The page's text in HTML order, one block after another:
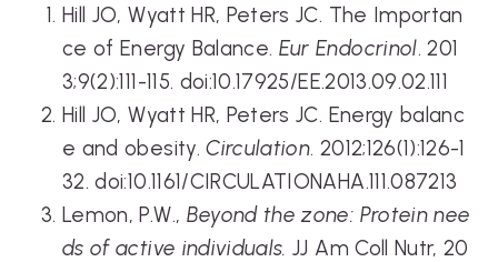
Hill JO, Wyatt HR, Peters JC. The Importan
ce of Energy Balance. Eur Endocrinol. 201
3;9(2):111-115. doi:10.17925/EE.2013.09.02.111
Hill JO, Wyatt HR, Peters JC. Energy balanc
e and obesity.Circulation. 2012;126(1):126-1
32. doi:10.1161/CIRCULATIONAHA.111.087213
Lemon, P.W., Beyond the zone: Protein nee
ds of active individuals.JJ Am Coll Nutr, 20